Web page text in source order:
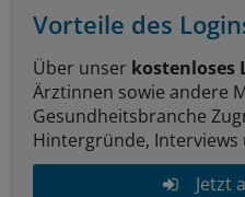
Vorteile des
Über unser kostenloses
Ärztinnen sowie andere
Gesundheitsbranche
Hintergründe, Interviews
Jetzt